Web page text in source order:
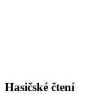
Hasičské čtení